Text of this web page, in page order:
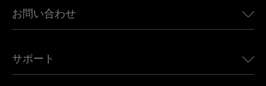
アフリカ向けeSIM
すべての目的地を見る
Jeep向けUbigi
Mini向けUbigi
Maserati向けUbigi
Ubigi関連プレス
Ubigiアプリ
お問い合わせ
アフェリエイトプログラム
サポート